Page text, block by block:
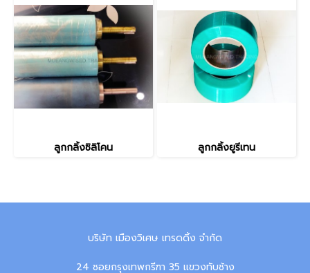
ลูกกลิ้งซิลิโคน ลูกกลิ้งยูรีเทน
บริษัท เมืองวิเศษ เทรดดิ้ง จำกัด
24 ซอยกรุงเทพกรีฑา 35 แขวงทับช้าง